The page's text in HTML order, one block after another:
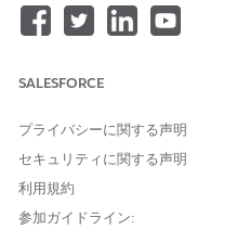
クチャーのホスト名をストアフ
いでください。ハードコードされ
たときに破損する可能性がありま
集された URL はそうではありませ
ストアフロントで URL を作成しま
デフォルト (B2C Commerce
API とMediaFile
SALESFORCE
プライバシーに関する声明
セキュリティに関する声明
利用規約
参加ガイドライン: